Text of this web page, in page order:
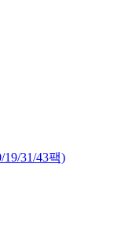
31/43팩)